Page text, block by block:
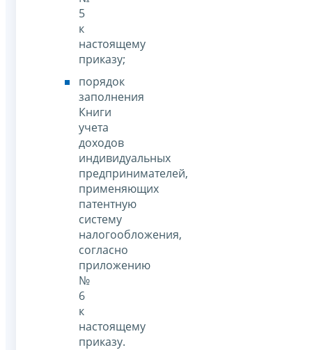
5
к
настоящему
приказу;
порядок
заполнения
Книги
учета
доходов
индивидуальных
предпринимателей,
применяющих
патентную
систему
налогообложения,
согласно
приложению
№
6
к
настоящему
приказу.